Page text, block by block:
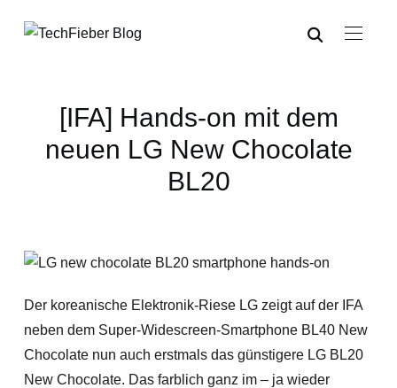
[IFA] Hands-on mit dem
neuen LG New Chocolate
BL20
Der koreanische Elektronik-Riese LG zeigt auf der IFA
neben dem Super-Widescreen-Smartphone BL40 New
Chocolate nun auch erstmals das günstigere LG BL20
New Chocolate. Das farblich ganz im – ja wieder